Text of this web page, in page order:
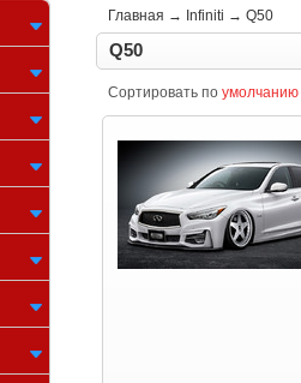
Главная → Infiniti → Q50
Q50
Сортировать по умолчанию